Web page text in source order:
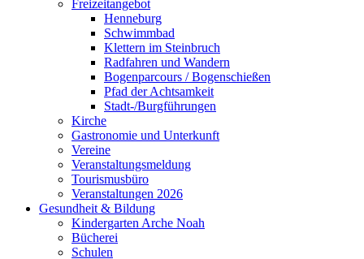
Freizeitangebot
Henneburg
Schwimmbad
Klettern im Steinbruch
Radfahren und Wandern
Bogenparcours / Bogenschießen
Pfad der Achtsamkeit
Stadt-/Burgführungen
Kirche
Gastronomie und Unterkunft
Vereine
Veranstaltungsmeldung
Tourismusbüro
Veranstaltungen 2026
Gesundheit & Bildung
Kindergarten Arche Noah
Bücherei
Schulen